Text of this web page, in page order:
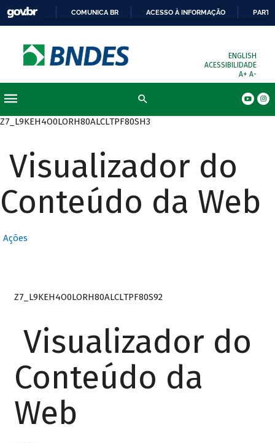
COMUNICA BR ACESSO À INFORMAÇÃO
ENGLISH
ACESSIBILIDADE
A+ A-
Z7_L9KEH4O0LORH80ALCLTPF80SH3
Visualizador do
Conteúdo da Web
Ações
Z7_L9KEH4O0LORH80ALCLTPF80S92
Visualizador do
Conteúdo da
Web